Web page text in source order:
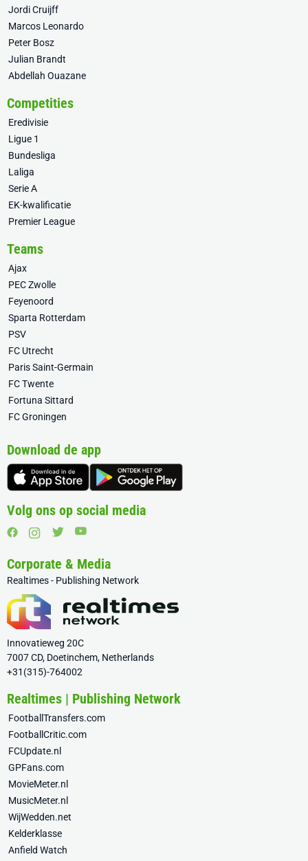
Jordi Cruijff
Marcos Leonardo
Peter Bosz
Julian Brandt
Abdellah Ouazane
Competities
Eredivisie
Ligue 1
Bundesliga
Laliga
Serie A
EK-kwalificatie
Premier League
Teams
Ajax
PEC Zwolle
Feyenoord
Sparta Rotterdam
PSV
FC Utrecht
Paris Saint-Germain
FC Twente
Fortuna Sittard
FC Groningen
Download de app
Volg ons op social media
Corporate & Media
Realtimes - Publishing Network
Innovatieweg 20C
7007 CD, Doetinchem, Netherlands
+31(315)-764002
Realtimes | Publishing Network
FootballTransfers.com
FootballCritic.com
FCUpdate.nl
GPFans.com
MovieMeter.nl
MusicMeter.nl
WijWedden.net
Kelderklasse
Anfield Watch